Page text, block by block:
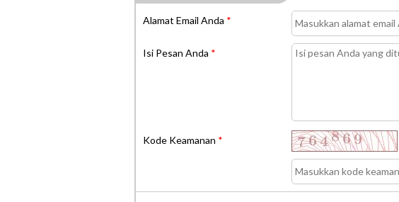
Alamat Email Anda *
Isi Pesan Anda *
Kode Keamanan *